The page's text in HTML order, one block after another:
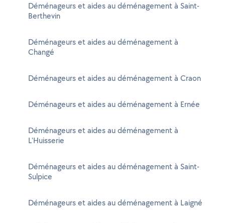
Déménageurs et aides au déménagement à Saint-
Berthevin
Déménageurs et aides au déménagement à
Changé
Déménageurs et aides au déménagement à Craon
Déménageurs et aides au déménagement à Ernée
Déménageurs et aides au déménagement à
L'Huisserie
Déménageurs et aides au déménagement à Saint-
Sulpice
Déménageurs et aides au déménagement à Laigné